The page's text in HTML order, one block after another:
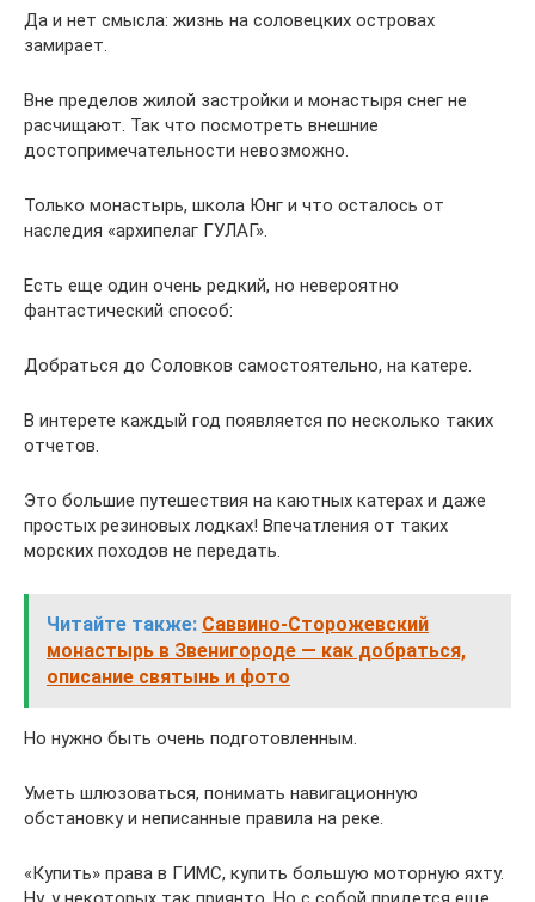
Да и нет смысла: жизнь на соловецких островах
замирает.
Вне пределов жилой застройки и монастыря снег не
расчищают. Так что посмотреть внешние
достопримечательности невозможно.
Только монастырь, школа Юнг и что осталось от
наследия «архипелаг ГУЛАГ».
Есть еще один очень редкий, но невероятно
фантастический способ:
Добраться до Соловков самостоятельно, на катере.
В интерете каждый год появляется по несколько таких
отчетов.
Это большие путешествия на каютных катерах и даже
простых резиновых лодках! Впечатления от таких
морских походов не передать.
Читайте также: Саввино-Сторожевский
монастырь в Звенигороде — как добраться,
описание святынь и фото
Но нужно быть очень подготовленным.
Уметь шлюзоваться, понимать навигационную
обстановку и неписанные правила на реке.
«Купить» права в ГИМС, купить большую моторную яхту.